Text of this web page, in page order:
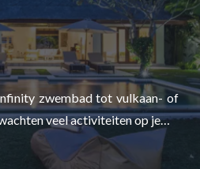
zwembad tot vulkaan- of
veel activiteiten op je…